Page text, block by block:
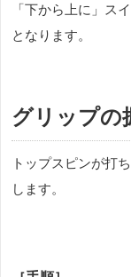
「下から上に」ス
となります。
グリップの
トップスピンが打
します。